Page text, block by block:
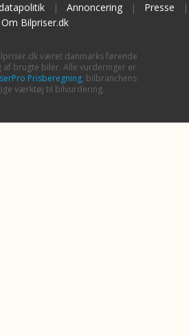
| Annoncering | Presse
|
Om Bilpriser.dk
været danmarks førende
af brugte biler. Alle vurderinger er
Prisberegning, bilbranchens
værktøj til bilvurdering.